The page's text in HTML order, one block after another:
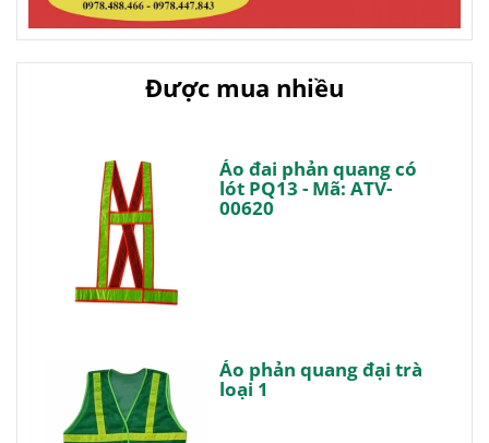
Được mua nhiều
Áo đai phản quang có
lót PQ13 - Mã: ATV-
00620
Áo phản quang đại trà
loại 1